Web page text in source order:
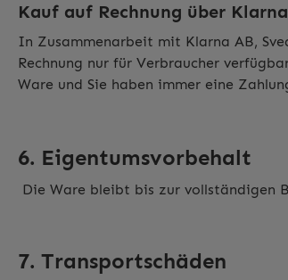
Kauf auf Rechnung über Klarna
In Zusammenarbeit mit Klarna AB,
Rechnung nur für Verbraucher
Ware und Sie haben immer eine
6. Eigentumsvorbehalt
Die Ware bleibt bis zur vollständigen
7. Transportschäden